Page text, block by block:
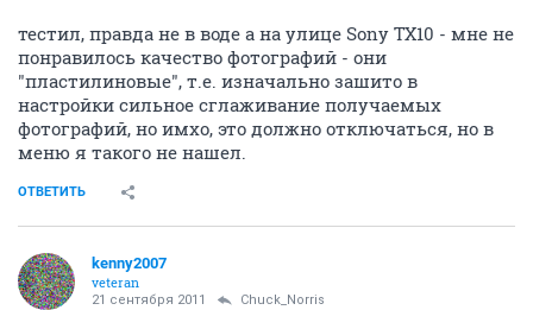
тестил, правда не в воде а на улице Sony TX10 - мне не
понравилось качество фотографий - они
"пластилиновые", т.е. изначально зашито в
настройки сильное сглаживание получаемых
фотографий, но имхо, это должно отключаться, но в
меню я такого не нашел.
ОТВЕТИТЬ
kenny2007
veteran
21 сентября 2011 Chuck_Norris